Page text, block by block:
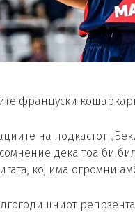
француски
на подкастот
дека тоа би
кој има огромни